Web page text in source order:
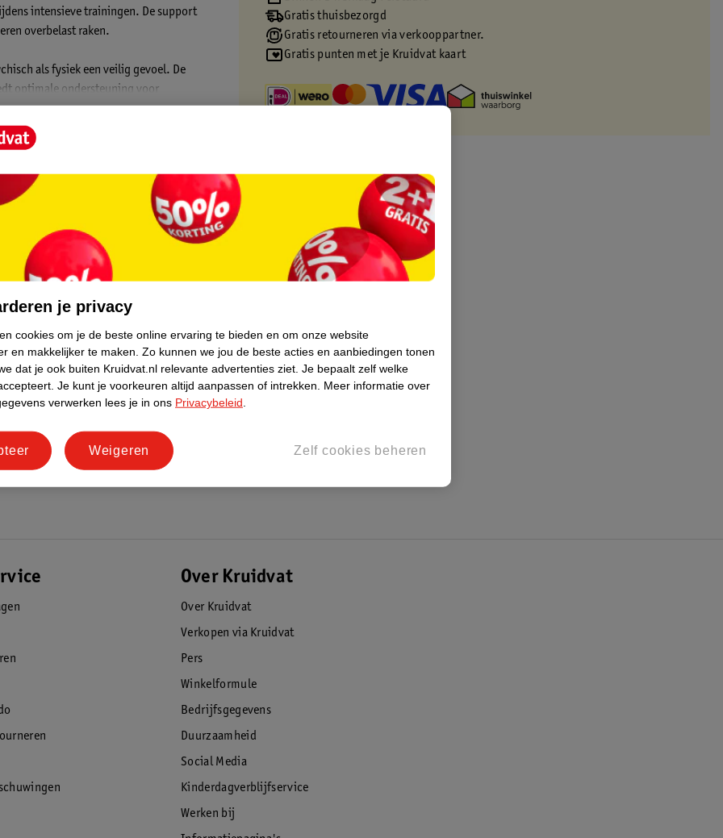
intensieve trainingen. De support
overbelast raken.
als fysiek een veilig gevoel. De
optimale ondersteuning voor
Gratis thuisbezorgd
Gratis retourneren via verkooppartner.
Gratis punten met je Kruidvat kaart
Over Kruidvat
Over Kruidvat
Verkopen via Kruidvat
Pers
Winkelformule
Bedrijfsgegevens
Duurzaamheid
Social Media
Kinderdagverblijfservice
Werken bij
je privacy
cookies om je de beste online ervaring te bieden en om onze website
en makkelijker te maken. Zo kunnen we jou de beste acties en aanbiedingen tonen
dat je ook buiten Kruidvat.nl relevante advertenties ziet. Je bepaalt zelf welke
Je kunt je voorkeuren altijd aanpassen of intrekken.
Meer informatie over
verwerken lees je in ons Privacybeleid
Zelf cookies beheren
Weigeren